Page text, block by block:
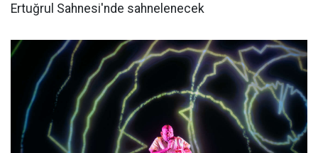
Ertuğrul Sahnesi'nde sahnelenecek